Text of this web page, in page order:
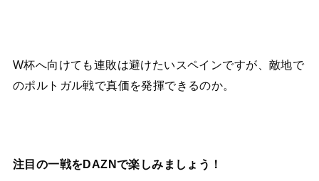
W杯へ向けても連敗は避けたいスペインですが、敵地で
のポルトガル戦で真価を発揮できるのか。
注目の一戦をDAZNで楽しみましょう！